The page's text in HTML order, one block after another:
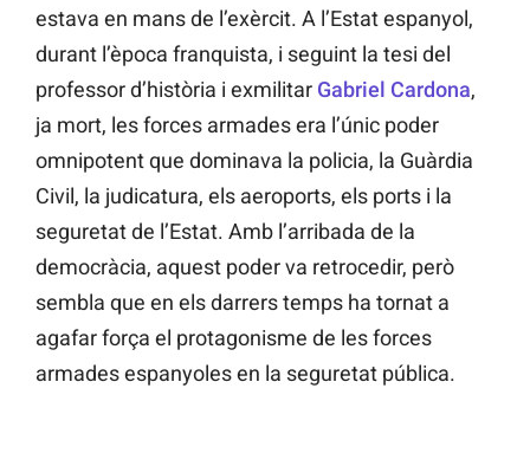
estava en mans de l’exèrcit. A l’Estat espanyol,
durant l’època franquista, i seguint la tesi del
professor d’història i exmilitar Gabriel Cardona,
ja mort, les forces armades era l’únic poder
omnipotent que dominava la policia, la Guàrdia
Civil, la judicatura, els aeroports, els ports i la
seguretat de l’Estat. Amb l’arribada de la
democràcia, aquest poder va retrocedir, però
sembla que en els darrers temps ha tornat a
agafar força el protagonisme de les forces
armades espanyoles en la seguretat pública.